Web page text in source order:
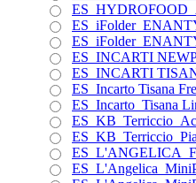
ES_INCARTI
ES_INCARTI
ES_Incarto Tisana
ES_Incarto_Tisana